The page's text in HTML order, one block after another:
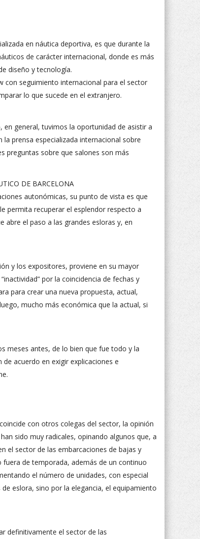
en náutica deportiva, es que durante la
de carácter internacional, donde es más
diseño y tecnología.
seguimiento internacional para el sector
lo que sucede en el extranjero.
general, tuvimos la oportunidad de asistir a
prensa especializada internacional sobre
preguntas sobre que salones son más
autonómicas, su punto de vista es que
permita recuperar el esplendor respecto a
abre el paso a las grandes esloras y, en
y los expositores, proviene en su mayor
por la coincidencia de fechas y
para crear una nueva propuesta, actual,
mucho más económica que la actual, si
meses antes, de lo bien que fue todo y la
acuerdo en exigir explicaciones e
con otros colegas del sector, la opinión
sido muy radicales, opinando algunos que, a
el sector de las embarcaciones de bajas y
de temporada, además de un continuo
el número de unidades, con especial
eslora, sino por la elegancia, el equipamiento
definitivamente el sector de las